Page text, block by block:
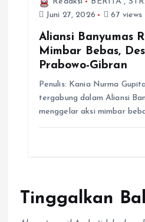
Juni 27, 2026
67 views
Aliansi Banyumas
Mimbar Bebas,
Prabowo-Gibran
Penulis: Kania Nurma
tergabung dalam Aliansi
menggelar aksi mimbar
Tinggalkan